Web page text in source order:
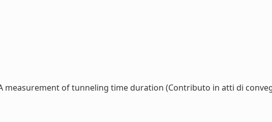
measurement of tunneling time duration (Contributo in atti di